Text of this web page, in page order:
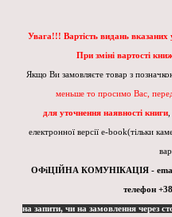
Увага!!! Вартість видань вказаних
При зміні вартості
Якщо Ви замовляєте товар з
меньше то просимо Вас,
для уточнення наявності книги
електронної версії e-book(тільки
ОФіЦІЙНА КОМУНІКАЦІЯ -
телефон
на запити, чи на замовлення через